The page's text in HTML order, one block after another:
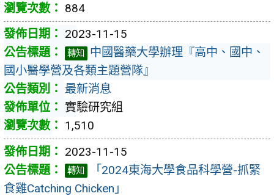
884
2023-11-15
轉知
中國醫藥大學辦理『高中、國中、
國小醫學營及各類主題營隊』
最新消息
實驗研究組
1,510
2023-11-15
轉知
「2024東海大學食品科學營-抓緊
食雞Catching Chicken」